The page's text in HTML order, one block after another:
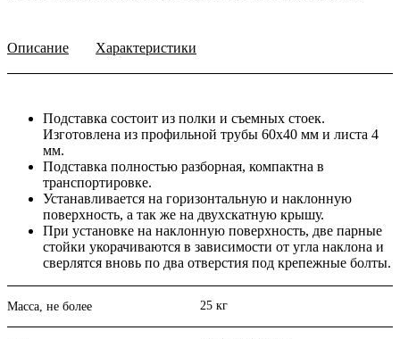
Описание Характеристики
Подставка состоит из полки и съемных стоек.
Изготовлена из профильной трубы 60х40 мм и листа 4
мм.
Подставка полностью разборная, компактна в
транспортировке.
Устанавливается на горизонтальную и наклонную
поверхность, а так же на двухскатную крышу.
При установке на наклонную поверхность, две парные
стойки укорачиваются в зависимости от угла наклона и
сверлятся вновь по два отверстия под крепежные болты.
Масса, не более 25 кг